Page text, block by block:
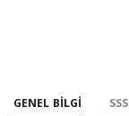
GENEL BILGI SSS